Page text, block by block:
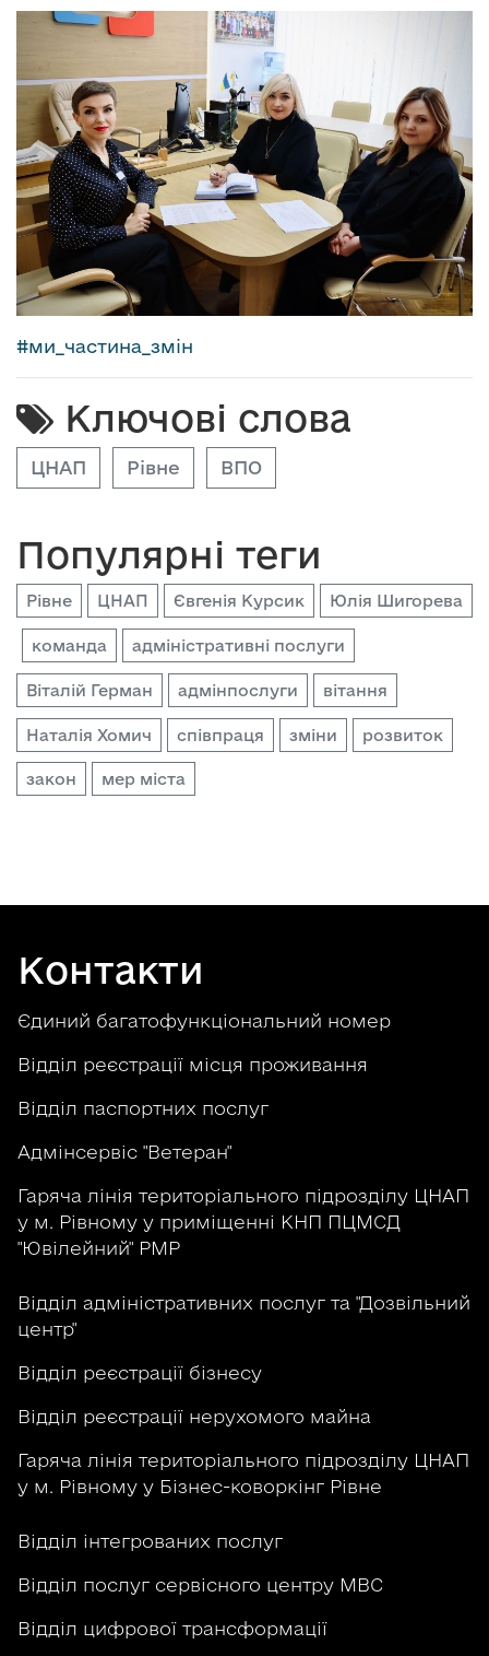
#ми_частина_змін
Ключові слова
ЦНАП Рівне ВПО
Популярні теги
Рівне ЦНАП Євгенія Курсик Юлія Шигорева
команда адміністративні послуги
Віталій Герман адмінпослуги вітання
Наталія Хомич співпраця зміни розвиток
закон мер міста
Контакти
Єдиний багатофункціональний номер
Відділ реєстрації місця проживання
Відділ паспортних послуг
Адмінсервіс "Ветеран"
Гаряча лінія територіального підрозділу ЦНАП
у м. Рівному у приміщенні КНП ПЦМСД
"Ювілейний" РМР
Відділ адміністративних послуг та "Дозвільний
центр"
Відділ реєстрації бізнесу
Відділ реєстрації нерухомого майна
Гаряча лінія територіального підрозділу ЦНАП
у м. Рівному у Бізнес-коворкінг Рівне
Відділ інтегрованих послуг
Відділ послуг сервісного центру МВС
Відділ цифрової трансформації